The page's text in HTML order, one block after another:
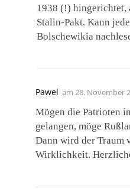
1938 (!) hingerichtet,
Stalin-Pakt. Kann
Bolschewikia
Pawel am 28. November
Mögen die Patrioten
gelangen, möge
Dann wird der Traum
Wirklichkeit.